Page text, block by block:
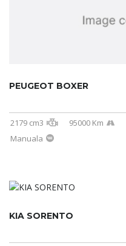
PEUGEOT BOXER
2179 cm3 95000 Km
Manuala
KIA SORENTO